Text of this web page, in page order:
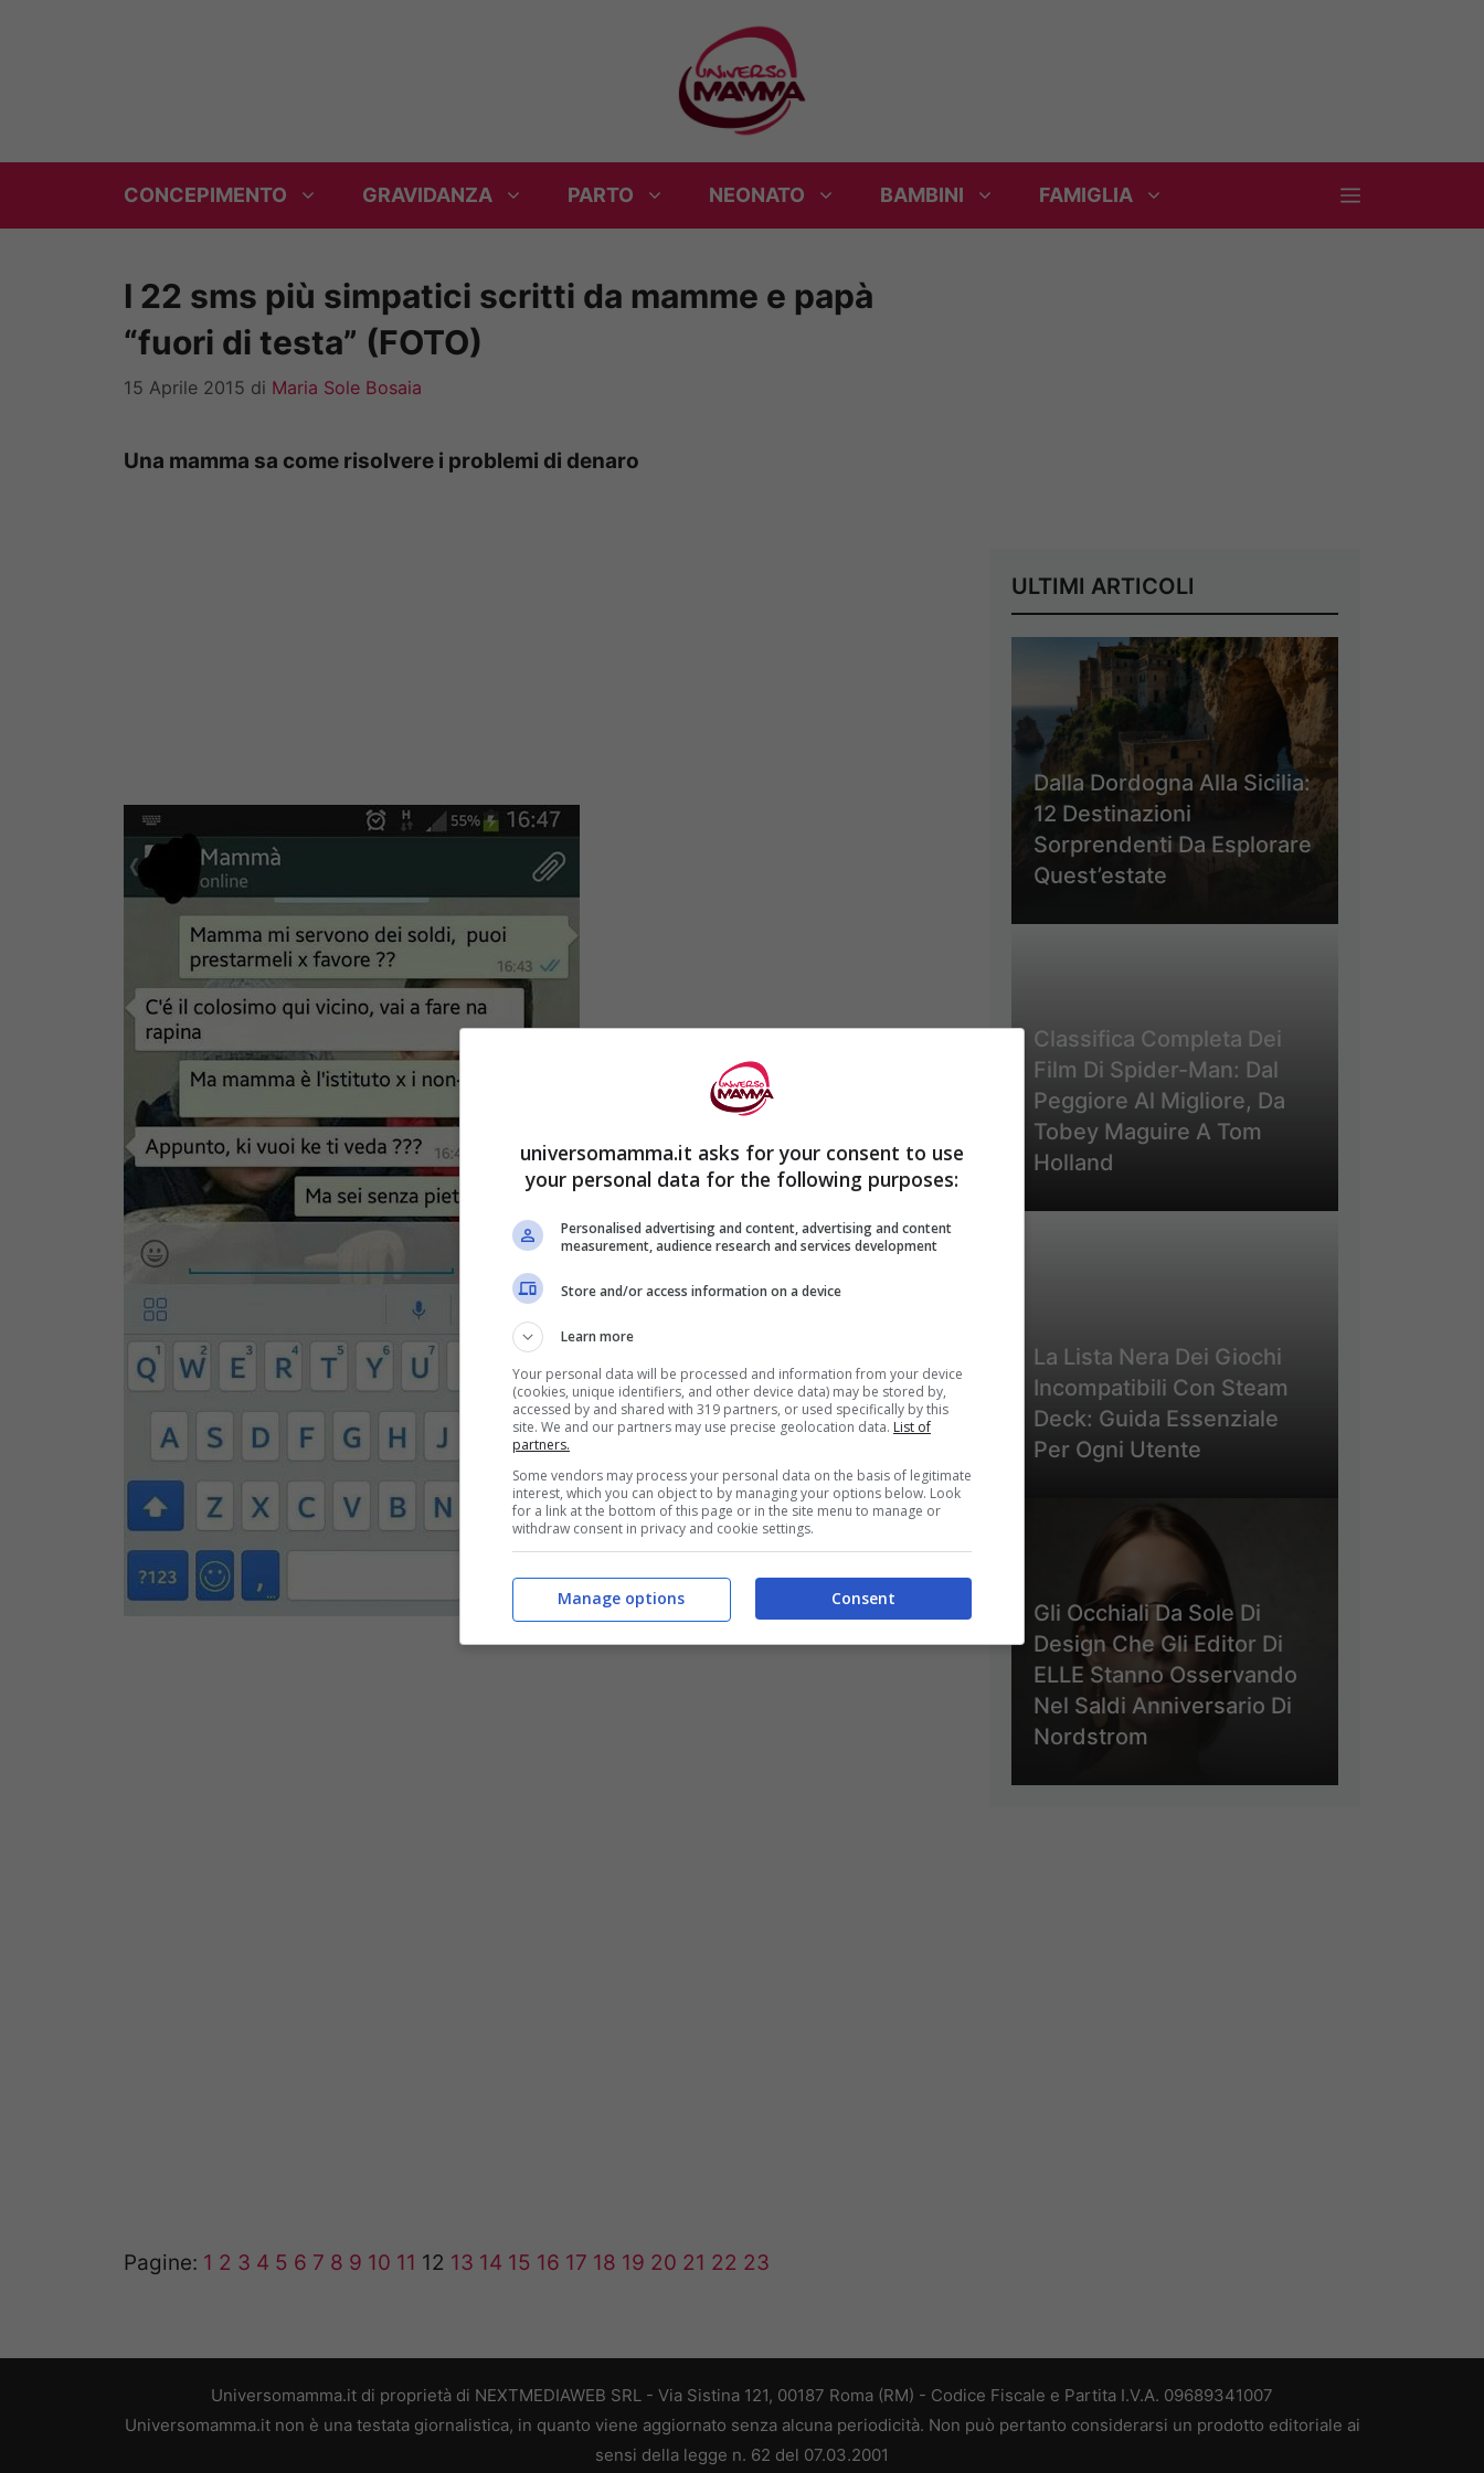
CONCEPIMENTO GRAVIDANZA PARTO NEONATO BAMBINI FAMIGLIA
I 22 sms più simpatici scritti da mamme e papà
“fuori di testa” (FOTO)
15 Aprile 2015 di Maria Sole Bosaia
Una mamma sa come risolvere i problemi di denaro
Pagine: 1 2 3 4 5 6 7 8 9 10 11 12 13 14 15 16 17 18 19 20 21 22 23
ULTIMI ARTICOLI
Dalla Dordogna Alla Sicilia:
12 Destinazioni
Sorprendenti Da Esplorare
Quest’estate
Classifica Completa Dei
Film Di Spider-Man: Dal
Peggiore Al Migliore, Da
Tobey Maguire A Tom
Holland
La Lista Nera Dei Giochi
Incompatibili Con Steam
Deck: Guida Essenziale
Per Ogni Utente
Gli Occhiali Da Sole Di
Design Che Gli Editor Di
ELLE Stanno Osservando
Nel Saldi Anniversario Di
Nordstrom
Universomamma.it di proprietà di NEXTMEDIAWEB SRL - Via Sistina 121, 00187 Roma (RM) - Codice Fiscale e Partita I.V.A. 09689341007
Universomamma.it non è una testata giornalistica, in quanto viene aggiornato senza alcuna periodicità. Non può pertanto considerarsi un prodotto editoriale ai
sensi della legge n. 62 del 07.03.2001
universomamma.it asks for your consent to use
your personal data for the following purposes:
Personalised advertising and content, advertising and content
measurement, audience research and services development
Store and/or access information on a device
Learn more
Your personal data will be processed and information from your device
(cookies, unique identifiers, and other device data) may be stored by,
accessed by and shared with 319 partners, or used specifically by this
site. We and our partners may use precise geolocation data. List of
partners.
Some vendors may process your personal data on the basis of legitimate
interest, which you can object to by managing your options below. Look
for a link at the bottom of this page or in the site menu to manage or
withdraw consent in privacy and cookie settings.
Consent
Manage options